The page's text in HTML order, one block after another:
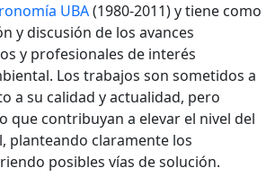
UBA(1980-2011) y tiene como
y discusión de los avances
y profesionales de interés
Los trabajos son sometidos a
a su calidad y actualidad, pero
que contribuyan a elevar el nivel del
planteando claramente los
posibles vías de solución.